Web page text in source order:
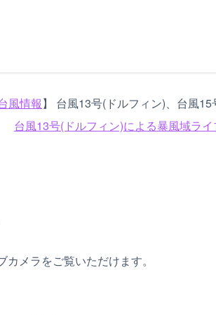
風情報】 台風13号(ドルフィン)、台風15
台風13号(ドルフィン)による暴風域ラ
メラをご覧いただけます。